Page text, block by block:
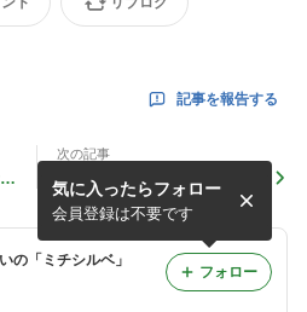
記事を報告する
次の記事
大磯ロングビーチに行ってき
ました
の「ミチシルベ」
気に入ったらフォロー
会員登録は不要です
フォロー